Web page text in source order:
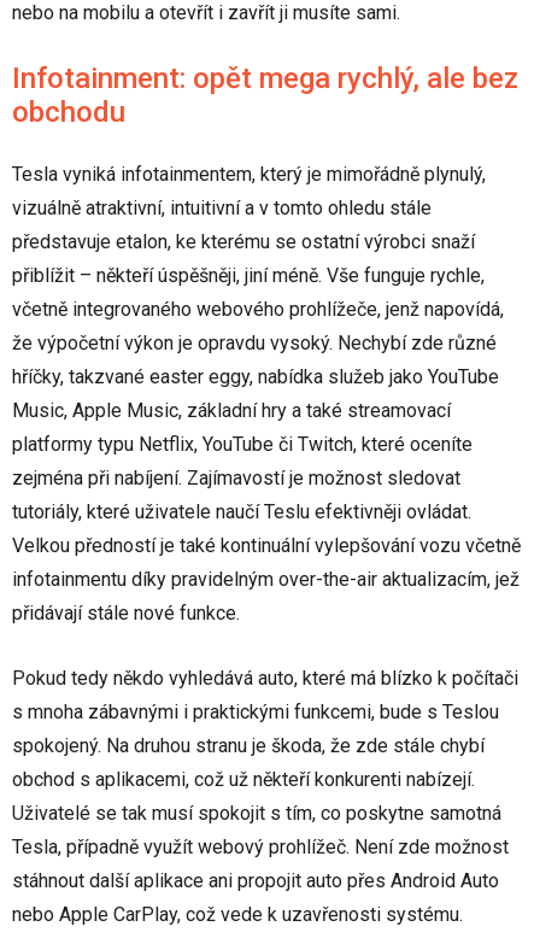
nebo na mobilu a otevřít i zavřít ji musíte sami.
Infotainment: opět mega rychlý, ale bez
obchodu
Tesla vyniká infotainmentem, který je mimořádně plynulý,
vizuálně atraktivní, intuitivní a v tomto ohledu stále
představuje etalon, ke kterému se ostatní výrobci snaží
přiblížit – někteří úspěšněji, jiní méně. Vše funguje rychle,
včetně integrovaného webového prohlížeče, jenž napovídá,
že výpočetní výkon je opravdu vysoký. Nechybí zde různé
hříčky, takzvané easter eggy, nabídka služeb jako YouTube
Music, Apple Music, základní hry a také streamovací
platformy typu Netflix, YouTube či Twitch, které oceníte
zejména při nabíjení. Zajímavostí je možnost sledovat
tutoriály, které uživatele naučí Teslu efektivněji ovládat.
Velkou předností je také kontinuální vylepšování vozu včetně
infotainmentu díky pravidelným over-the-air aktualizacím, jež
přidávají stále nové funkce.
Pokud tedy někdo vyhledává auto, které má blízko k počítači
s mnoha zábavnými i praktickými funkcemi, bude s Teslou
spokojený. Na druhou stranu je škoda, že zde stále chybí
obchod s aplikacemi, což už někteří konkurenti nabízejí.
Uživatelé se tak musí spokojit s tím, co poskytne samotná
Tesla, případně využít webový prohlížeč. Není zde možnost
stáhnout další aplikace ani propojit auto přes Android Auto
nebo Apple CarPlay, což vede k uzavřenosti systému.